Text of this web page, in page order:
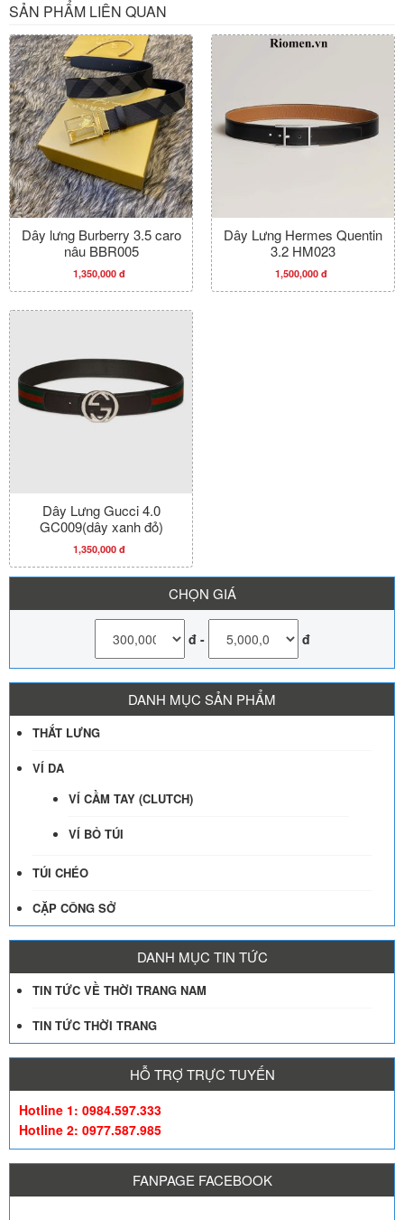
SẢN PHẨM LIÊN QUAN
Dây lưng Burberry 3.5 caro
nâu BBR005
1,350,000 đ
Dây Lưng Hermes Quentin
3.2 HM023
1,500,000 đ
Dây Lưng Gucci 4.0
GC009(dây xanh đỏ)
1,350,000 đ
CHỌN GIÁ
đ - đ
DANH MỤC SẢN PHẨM
THẮT LƯNG
VÍ DA
VÍ CẦM TAY (CLUTCH)
VÍ BỎ TÚI
TÚI CHÉO
CẶP CÔNG SỞ
DANH MỤC TIN TỨC
TIN TỨC VỀ THỜI TRANG NAM
TIN TỨC THỜI TRANG
HỖ TRỢ TRỰC TUYẾN
Hotline 1: 0984.597.333
Hotline 2: 0977.587.985
FANPAGE FACEBOOK